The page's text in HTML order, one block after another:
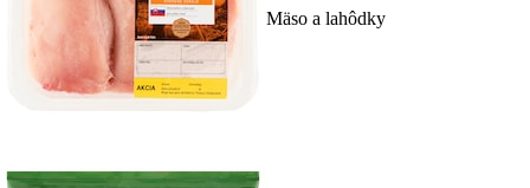
Mäso a lahôdky